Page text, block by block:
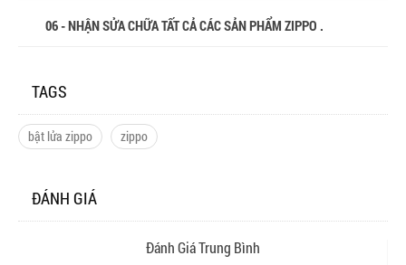
06 - NHẬN SỬA CHỮA TẤT CẢ CÁC SẢN PHẨM ZIPPO .
TAGS
bật lửa zippo zippo
ĐÁNH GIÁ
Đánh Giá Trung Bình